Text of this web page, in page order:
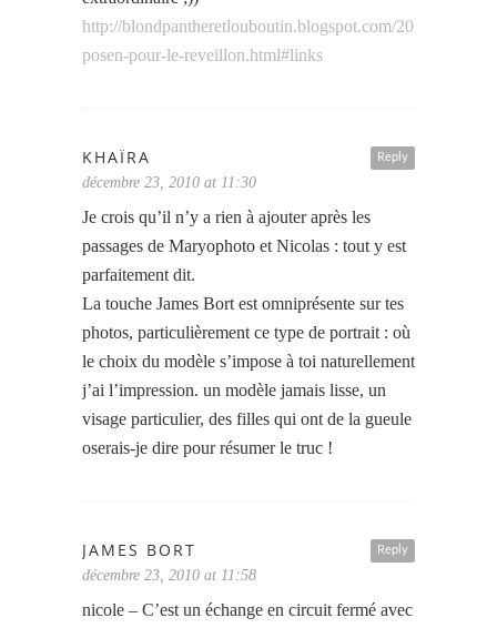
http://blondpantheretlouboutin.blogspot.com/2010/12/zac-
posen-pour-le-reveillon.html#links
Reply
KHAÏRA
décembre 23, 2010 at 11:30
Je crois qu’il n’y a rien à ajouter après les
passages de Maryophoto et Nicolas : tout y est
parfaitement dit.
La touche James Bort est omniprésente sur tes
photos, particulièrement ce type de portrait : où
le choix du modèle s’impose à toi naturellement
j’ai l’impression. un modèle jamais lisse, un
visage particulier, des filles qui ont de la gueule
oserais-je dire pour résumer le truc !
Reply
JAMES BORT
décembre 23, 2010 at 11:58
nicole – C’est un échange en circuit fermé avec